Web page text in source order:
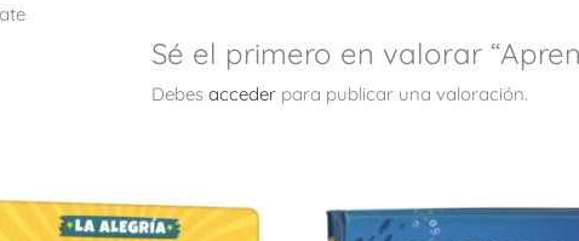
Sé el primero en valorar
Debes acceder para publicar una valoración.